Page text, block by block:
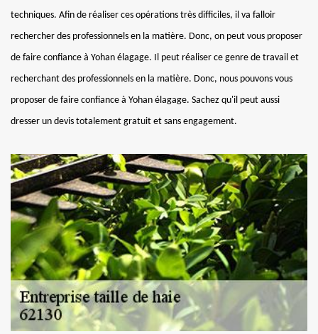
techniques. Afin de réaliser ces opérations très difficiles, il va falloir
rechercher des professionnels en la matière. Donc, on peut vous proposer
de faire confiance à Yohan élagage. Il peut réaliser ce genre de travail et
recherchant des professionnels en la matière. Donc, nous pouvons vous
proposer de faire confiance à Yohan élagage. Sachez qu'il peut aussi
dresser un devis totalement gratuit et sans engagement.